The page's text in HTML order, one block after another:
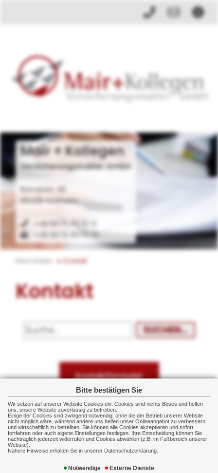
Bitte bestätigen Sie
Wir setzen auf unserer Website Cookies ein. Cookies sind nichts Böses und helfen
uns, unsere Website zuverlässig zu betreiben.
Einige der Cookies sind zwingend notwendig, ohne die der Betrieb unserer Website
nicht möglich wäre, während andere uns helfen unser Onlineangebot zu verbessern
und wirtschaftlich zu betreiben. Sie können alle Cookies akzeptieren und sofort
fortfahren oder auch eigene Einstellungen festlegen. Ihre Entscheidung können Sie
nachträglich jederzeit widerrufen und Cookies abwählen (z.B. im Fußbereich unserer
Website).
Nähere Hinweise erhalten Sie in unserer Datenschutzerklärung.
Notwendige Externe Dienste
Mair + Kollegen
Versicherungsmakler GmbH
Römerstr. 30
89438 Holzheim
+49 9075 9570-0
+49 9075 9570-10
Kontakt
Kontakt
SUCHEN...
Kontaktformular
Wegbeschreibung
Angebotsanforderung